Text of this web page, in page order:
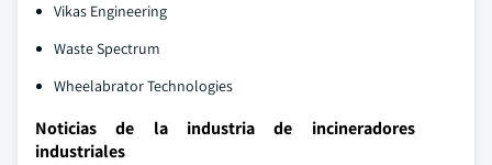
Vikas Engineering
Waste Spectrum
Wheelabrator Technologies
Noticias de la industria de incineradores
industriales